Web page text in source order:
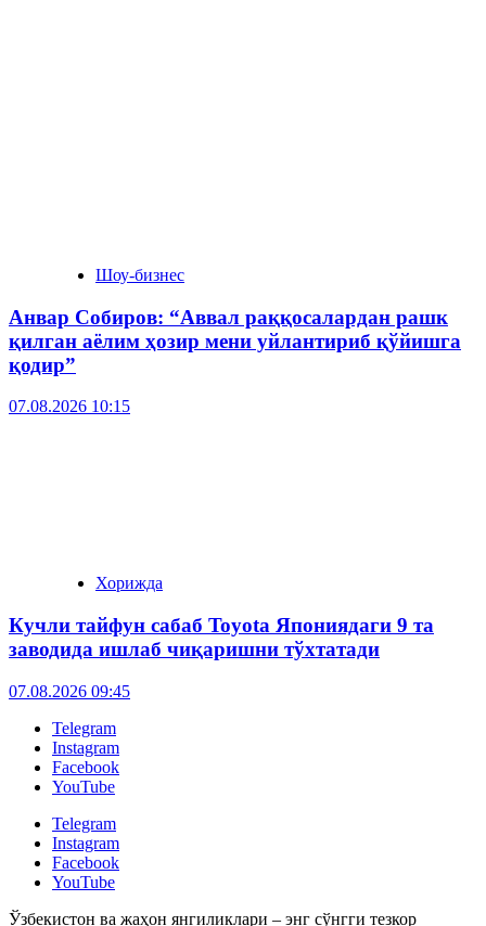
Шоу-бизнес
Анвар Собиров: “Аввал раққосалардан рашк
қилган аёлим ҳозир мени уйлантириб қўйишга
қодир”
07.08.2026 10:15
Хорижда
Кучли тайфун сабаб Toyota Япониядаги 9 та
заводида ишлаб чиқаришни тўхтатади
07.08.2026 09:45
Telegram
Instagram
Facebook
YouTube
Telegram
Instagram
Facebook
YouTube
Ўзбекистон ва жаҳон янгиликлари – энг сўнгги тезкор